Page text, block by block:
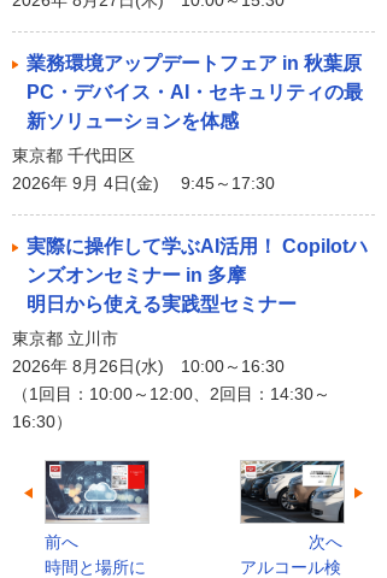
業務環境アップデートフェア in 秋葉原
PC・デバイス・AI・セキュリティの最
新ソリューションを体感
東京都 千代田区
2026年 9月 4日(金) 9:45～17:30
実際に操作して学ぶAI活用！ Copilotハ
ンズオンセミナー in 多摩
明日から使える実践型セミナー
東京都 立川市
2026年 8月26日(水) 10:00～16:30
（1回目：10:00～12:00、2回目：14:30～
16:30）
前へ
時間と場所に
次へ
アルコール検